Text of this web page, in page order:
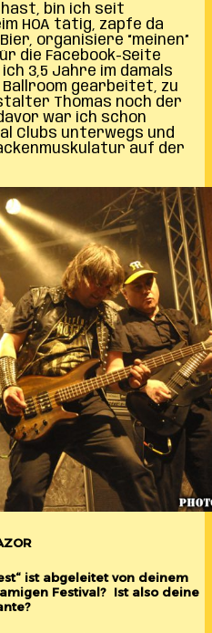
hast, bin ich seit
HOA tätig, zapfe da
organisiere “meinen”
die Facebook-Seite
3,5 Jahre im damals
Ballroom gearbeitet, zu
Thomas noch der
war ich schon
Clubs unterwegs und
auf der
ist abgeleitet von deinem
Festival? Ist also deine